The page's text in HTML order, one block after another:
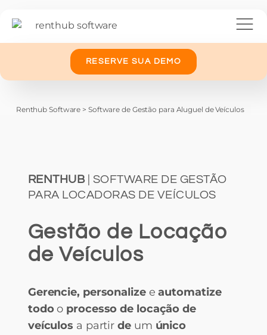
RESERVE SUA DEMO
Renthub Software > Software de Gestão para Aluguel de Veículos
RENTHUB| SOFTWARE DE GESTÃO
PARA LOCADORAS DE VEÍCULOS
Gestão de Locação
de Veículos
Gerencie, personalize e automatize
todo o processo de locação de
veículos a partir de um único